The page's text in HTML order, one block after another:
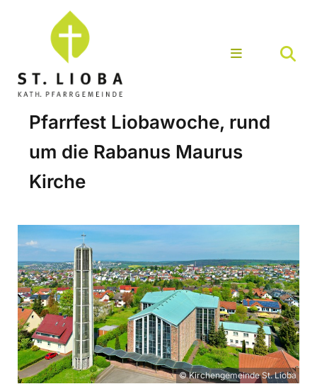
Pfarrfest Liobawoche, rund
um die Rabanus Maurus
Kirche
© Kirchengemeinde St. Lioba